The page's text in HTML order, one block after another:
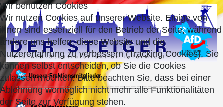
===============================
Wir benutzen Cookies
Wir nutzen Cookies auf unserer Website. Einige von
ihnen sind essenziell für den Betrieb der Seite, während
andere uns helfen, diese Website und die
Nutzererfahrung zu verbessern (Tracking Cookies). Sie
können selbst entscheiden, ob Sie die Cookies
zulassen möchten. Bitte beachten Sie, dass bei einer
Ablehnung womöglich nicht mehr alle Funktionalitäten
der Seite zur Verfügung stehen.